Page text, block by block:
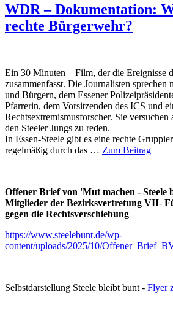
WDR – Dokumentation:
rechte Bürgerwehr?
Ein 30 Minuten – Film, der die Ereignisse
zusammenfasst. Die Journalisten sprechen
und Bürgern, dem Essener
Pfarrerin, dem Vorsitzenden des ICS und
Rechtsextremismusforscher. Sie
den Steeler Jungs zu reden.
In Essen-Steele gibt es eine rechte
regelmäßig durch das … Zum Beitrag
Offener Brief von 'Mut machen - Steele
Mitglieder der Bezirksvertretung VII-
gegen die Rechtsverschiebung
https://www.steelebunt.de/wp-
content/uploads/2025/10/
Selbstdarstellung Steele bleibt bunt - Flyer